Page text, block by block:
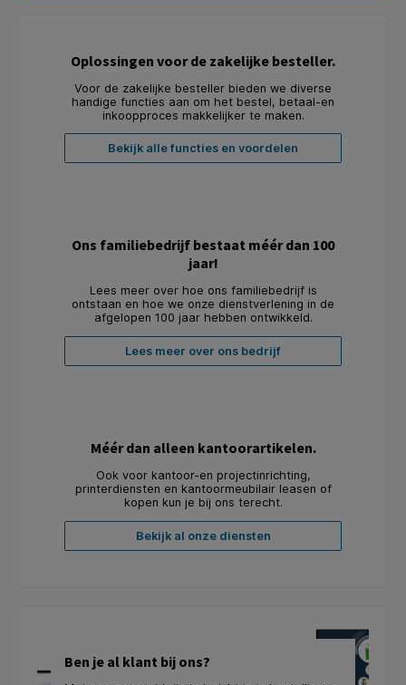
Oplossingen voor de zakelijke besteller.
Voor de zakelijke besteller bieden we diverse
handige functies aan om het bestel, betaal-en
inkoopproces makkelijker te maken.
Bekijk alle functies en voordelen
Ons familiebedrijf bestaat méér dan 100
jaar!
Lees meer over hoe ons familiebedrijf is
ontstaan en hoe we onze dienstverlening in de
afgelopen 100 jaar hebben ontwikkeld.
Lees meer over ons bedrijf
Méér dan alleen kantoorartikelen.
Ook voor kantoor-en projectinrichting,
printerdiensten en kantoormeubilair leasen of
kopen kun je bij ons terecht.
Bekijk al onze diensten
Ben je al klant bij ons?